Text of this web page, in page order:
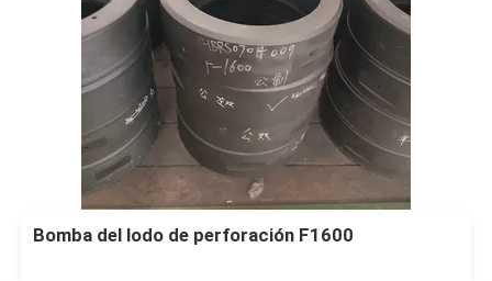
Bomba del lodo de perforación F1600